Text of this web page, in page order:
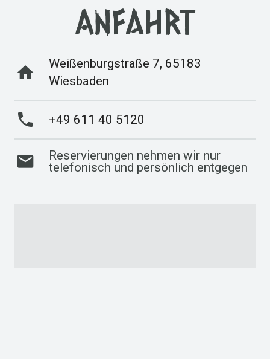
Anfahrt
home
Weißenburgstraße 7, 65183
Wiesbaden
phone +49 611 40 5120
email
Reservierungen nehmen wir nur
telefonisch und persönlich entgegen